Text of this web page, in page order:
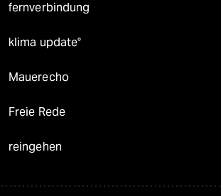
fernverbindung
klima update°
Mauerecho
Freie Rede
reingehen